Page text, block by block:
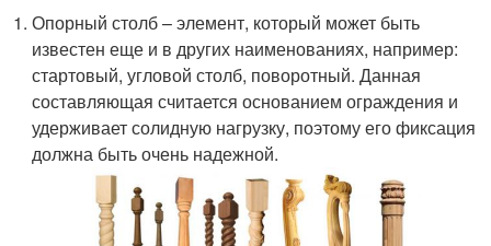
Опорный столб – элемент, который может быть
известен еще и в других наименованиях, например:
стартовый, угловой столб, поворотный. Данная
составляющая считается основанием ограждения и
удерживает солидную нагрузку, поэтому его фиксация
должна быть очень надежной.